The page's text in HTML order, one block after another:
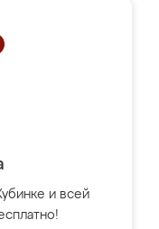
и всей